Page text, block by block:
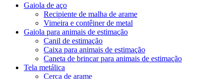
Gaiola de aço
Recipiente de malha de arame
Vimeira e contêiner de metal
Gaiola para animais de estimação
Canil de estimação
Caixa para animais de estimação
Caneta de brincar para animais de estimação
Tela metálica
Cerca de arame